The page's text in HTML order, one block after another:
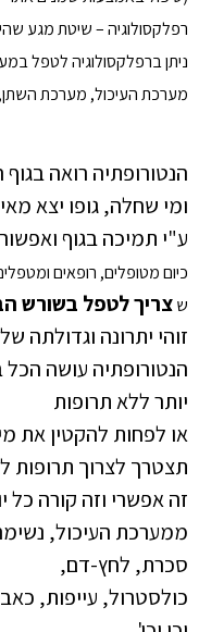
רפלקסולוגיה – שיטת מגע
ניתן ברפלקסולוגיה לטפל
מערכת העיכול, מערכת
הנטורופתיה רואה
ומי שחלה, גופו יצא
ע"י תמיכה בגוף
כיום מטופלים, רופאים
שצריך לטפל בשורש
זוהי יתרונה
הנטורופתיה עושה הכל
יותר ללא תרופות
או לפחות להקטין את
תצטרך לצרוך תרופות
זה אפשרי וזה קורה כל
ממערכת העיכול,
סכרת, לחץ-דם,
כולסטרול, עייפות,